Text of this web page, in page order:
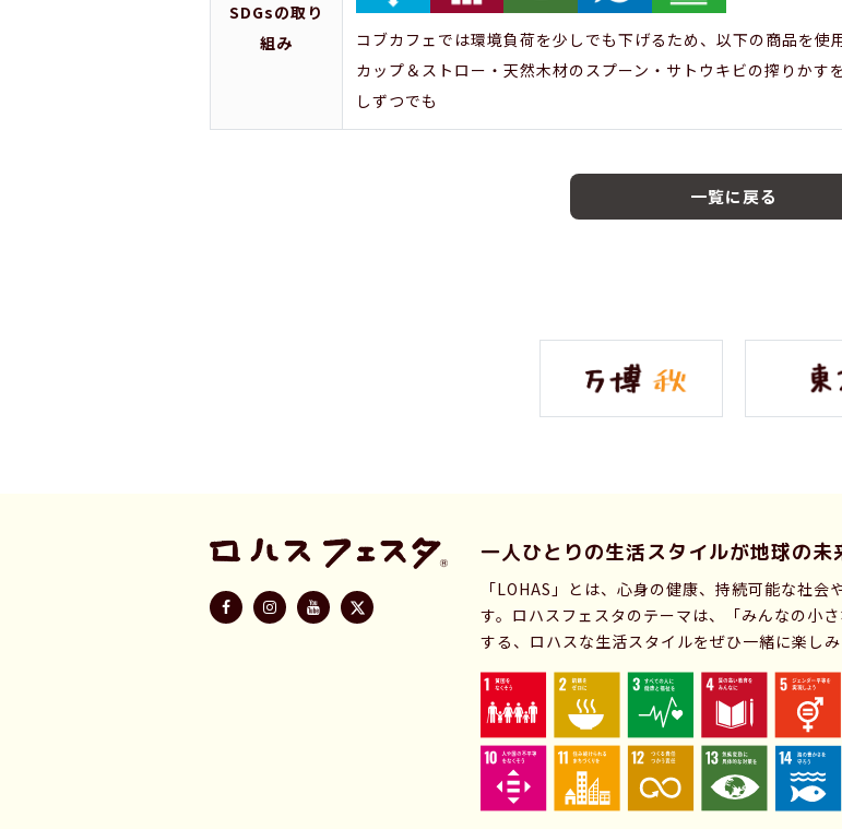
SDGsの取り
組み
コブカフェでは環境負荷を少しでも下げるため、以下の商品を
カップ＆ストロー・天然木材のスプーン・サトウキビの搾りか
しずつでも
一覧に戻る
一人ひとりの生活スタイルが地球の未
「LOHAS」とは、心身の健康、持続可能な社
す。ロハスフェスタのテーマは、「みんなの小
する、ロハスな生活スタイルをぜひ一緒に楽しみ